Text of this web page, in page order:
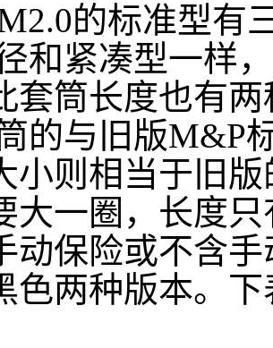
的标准型有
和紧凑型一样
套筒长度也有
的与旧版M&P
小则相当于旧
大一圈，长度
动保险或不含
色两种版本。